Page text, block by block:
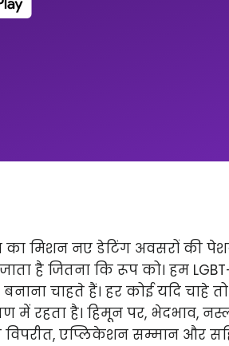
का मिशन नए डेटिंग अवसरों की
जाता है जितना कि रूप को। हम
बनाना चाहते हैं। हर कोई यदि
में रहता है। हिमून पर, भेदभाव,
एप्लिकेशन सम्मान और